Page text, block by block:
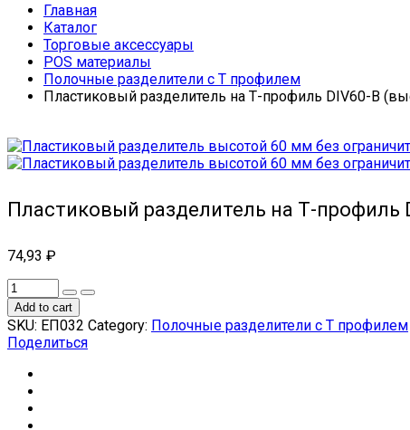
Главная
Каталог
Торговые аксессуары
POS материалы
Полочные разделители с Т профилем
Пластиковый разделитель на Т-профиль DIV60-B
Пластиковый разделитель на Т-
74,93 ₽
Add to cart
SKU: ЕП032 Category: Полочные разделители с Т профилем
Поделиться